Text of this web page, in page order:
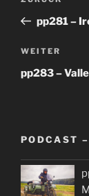
Beitrag
pp281 –
Nächster
Beitrag
WEITER
pp283 –
PODCAST